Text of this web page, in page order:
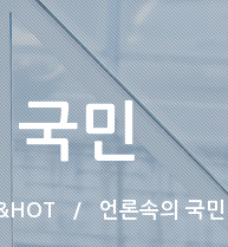
국민
/ 언론속의 국민